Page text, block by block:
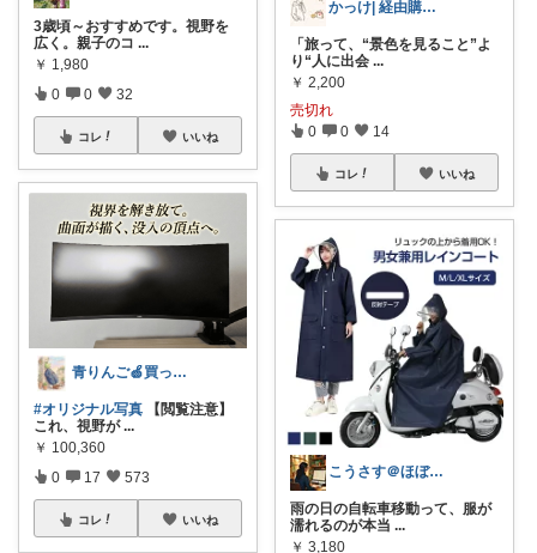
3歳頃～おすすめです。視野を
広く。親子のコ ...
￥ 1,980
0 0 32
コレ いいね
青りんご🍏買って良かったものROOM
#オリジナル写真 【閲覧注意】
これ、視野が ...
￥ 100,360
0 17 573
コレ いいね
かっけ| 経由購入 | 経由購入感謝 |
「旅って、“景色を見ること”よ
り“人に出会 ...
￥ 2,200
売切れ
0 0 14
コレ いいね
こうさす＠ほぼ毎日更新
雨の日の自転車移動って、服が
濡れるのが本当 ...
￥ 3,180